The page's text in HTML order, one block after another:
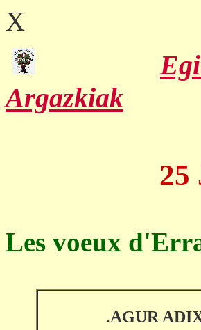
X
Argazkiak
25
Les voeux
.AGUR